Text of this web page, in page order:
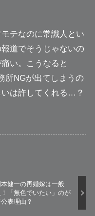
テなのに常識人とい
道でそうじゃないの
い。
こうなると
所NGが出てしまうの
は許してくれる…？
本健一の再婚嫁は一般
！「無色でいたい」のが
表理由？